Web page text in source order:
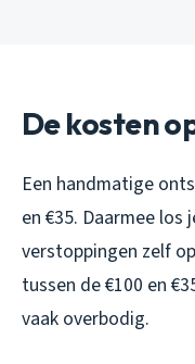
De kosten
Een handmatige
en €35. Daarmee
verstoppingen zelf
tussen de €100 en
vaak overbodig.